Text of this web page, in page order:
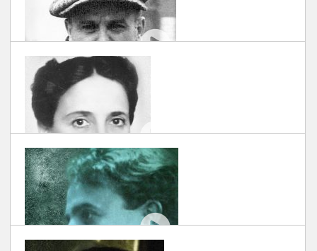
#EROIUITATI: ALEXANDRU PHOEBUS
SCRIS DE DOCUART| 30/11/2018
#EROIUITATI: GEORGE APOSTU
SCRIS DE DOCUART| 30/11/2018
#EROIUITATI: FLORICA BAGDASAR